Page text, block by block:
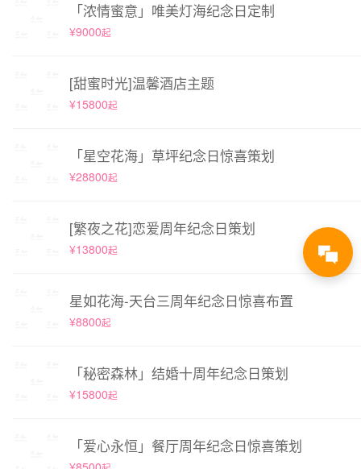
「浓情蜜意」唯美灯海纪念日定制
¥9000起
[甜蜜时光]温馨酒店主题
¥15800起
「星空花海」草坪纪念日惊喜策划
¥28800起
[繁夜之花]恋爱周年纪念日策划
¥13800起
星如花海-天台三周年纪念日惊喜布置
¥8800起
「秘密森林」结婚十周年纪念日策划
¥15800起
「爱心永恒」餐厅周年纪念日惊喜策划